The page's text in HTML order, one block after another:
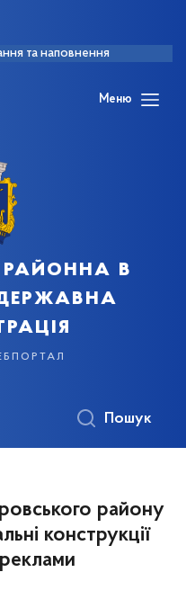
та наповнення
Меню
в
Пошук
району
конструкції